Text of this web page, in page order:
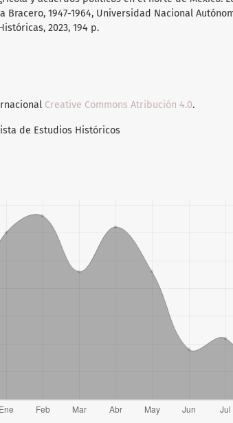
1947-1964, Universidad Nacional
2023, 194 p.
Creative Commons Atribución 4.0.
de Estudios Históricos